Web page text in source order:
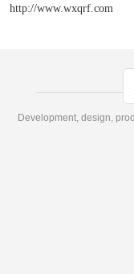
http://www.wxqrf.com